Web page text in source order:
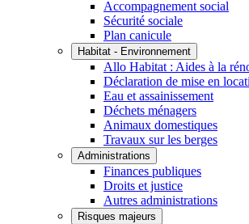
Accompagnement social
Sécurité sociale
Plan canicule
Habitat - Environnement
Allo Habitat : Aides à la
Déclaration de mise en
Eau et assainissement
Déchets ménagers
Animaux domestiques
Travaux sur les berges
Administrations
Finances publiques
Droits et justice
Autres administrations
Risques majeurs